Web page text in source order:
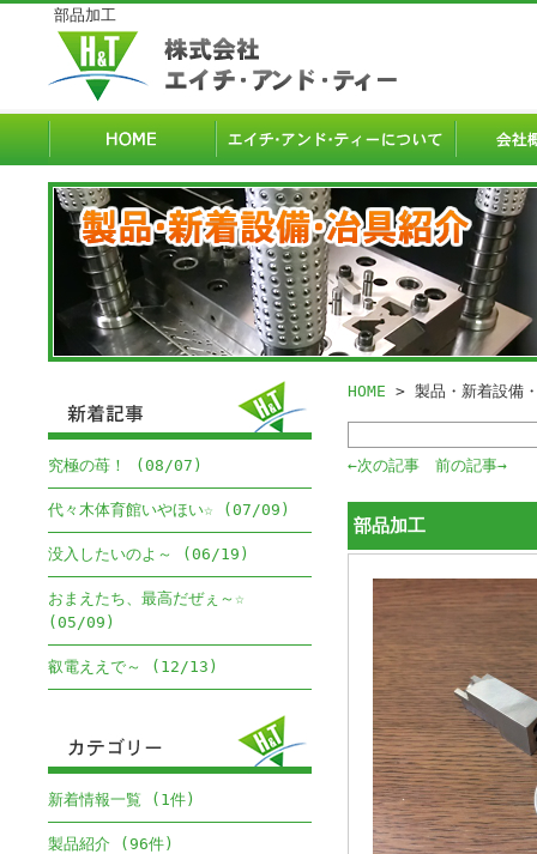
部品加工
究極の苺！ (08/07)
代々木体育館いやほい☆ (07/09)
没入したいのよ～ (06/19)
おまえたち、最高だぜぇ～☆
(05/09)
叡電ええで～ (12/13)
新着情報一覧 (1件)
製品紹介 (96件)
HOME > 製品・新着設備
←次の記事 前の記事→
部品加工